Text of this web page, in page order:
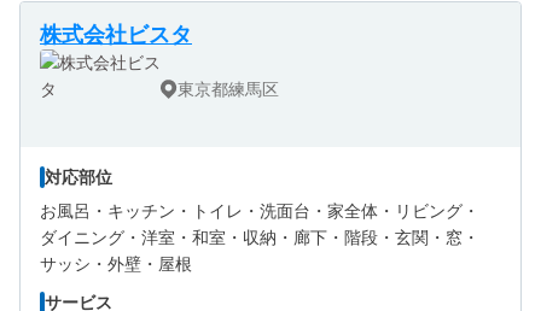
株式会社ビスタ
東京都練馬区
対応部位
お風呂・ キッチン・ トイレ・ 洗面台・ 家全体・ リビング・
ダイニング・ 洋室・ 和室・ 収納・ 廊下・ 階段・ 玄関・ 窓・
サッシ・ 外壁・ 屋根
サービス